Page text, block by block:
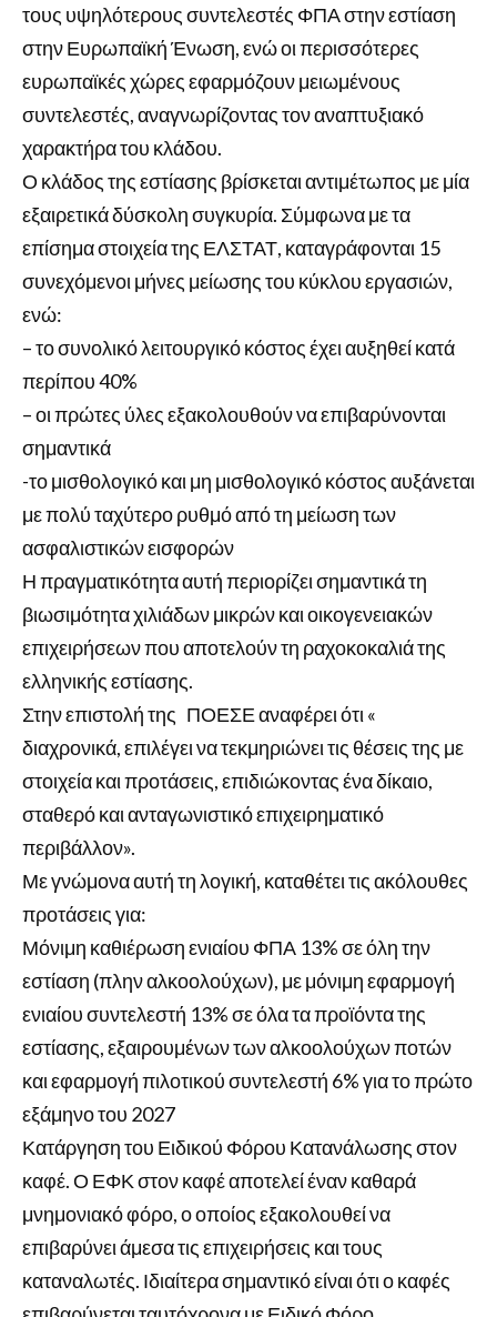
τους υψηλότερους συντελεστές ΦΠΑ στην εστίαση
στην Ευρωπαϊκή Ένωση, ενώ οι περισσότερες
ευρωπαϊκές χώρες εφαρμόζουν μειωμένους
συντελεστές, αναγνωρίζοντας τον αναπτυξιακό
χαρακτήρα του κλάδου.
Ο κλάδος της εστίασης βρίσκεται αντιμέτωπος με μία
εξαιρετικά δύσκολη συγκυρία. Σύμφωνα με τα
επίσημα στοιχεία της ΕΛΣΤΑΤ, καταγράφονται 15
συνεχόμενοι μήνες μείωσης του κύκλου εργασιών,
ενώ:
– το συνολικό λειτουργικό κόστος έχει αυξηθεί κατά
περίπου 40%
– οι πρώτες ύλες εξακολουθούν να επιβαρύνονται
σημαντικά
-το μισθολογικό και μη μισθολογικό κόστος αυξάνεται
με πολύ ταχύτερο ρυθμό από τη μείωση των
ασφαλιστικών εισφορών
Η πραγματικότητα αυτή περιορίζει σημαντικά τη
βιωσιμότητα χιλιάδων μικρών και οικογενειακών
επιχειρήσεων που αποτελούν τη ραχοκοκαλιά της
ελληνικής εστίασης.
Στην επιστολή της ΠΟΕΣΕ αναφέρει ότι «
διαχρονικά, επιλέγει να τεκμηριώνει τις θέσεις της με
στοιχεία και προτάσεις, επιδιώκοντας ένα δίκαιο,
σταθερό και ανταγωνιστικό επιχειρηματικό
περιβάλλον».
Με γνώμονα αυτή τη λογική, καταθέτει τις ακόλουθες
προτάσεις για:
Μόνιμη καθιέρωση ενιαίου ΦΠΑ 13% σε όλη την
εστίαση (πλην αλκοολούχων), με μόνιμη εφαρμογή
ενιαίου συντελεστή 13% σε όλα τα προϊόντα της
εστίασης, εξαιρουμένων των αλκοολούχων ποτών
και εφαρμογή πιλοτικού συντελεστή 6% για το πρώτο
εξάμηνο του 2027
Κατάργηση του Ειδικού Φόρου Κατανάλωσης στον
καφέ. Ο ΕΦΚ στον καφέ αποτελεί έναν καθαρά
μνημονιακό φόρο, ο οποίος εξακολουθεί να
επιβαρύνει άμεσα τις επιχειρήσεις και τους
καταναλωτές. Ιδιαίτερα σημαντικό είναι ότι ο καφές